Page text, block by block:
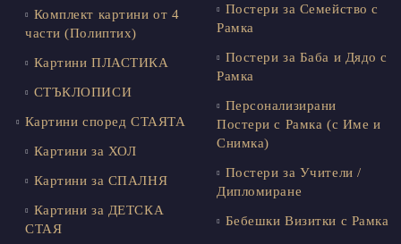
Комплект картини от 4
части (Полиптих)
Картини ПЛАСТИКА
СТЪКЛОПИСИ
Картини според СТАЯТА
Картини за ХОЛ
Картини за СПАЛНЯ
Картини за ДЕТСКА
СТАЯ
Постери за Семейство с
Рамка
Постери за Баба и Дядо с
Рамка
Персонализирани
Постери с Рамка (с Име и
Снимка)
Постери за Учители /
Дипломиране
Бебешки Визитки с Рамка